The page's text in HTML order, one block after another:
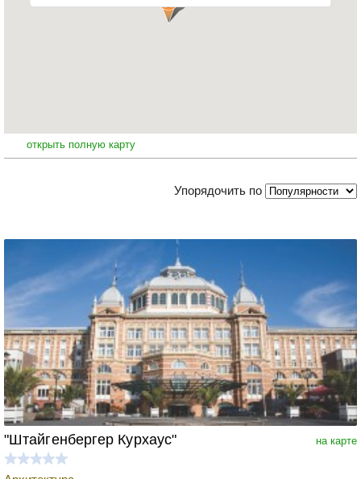
открыть полную карту
Упорядочить по
на карте
"Штайгенбергер Курхаус"